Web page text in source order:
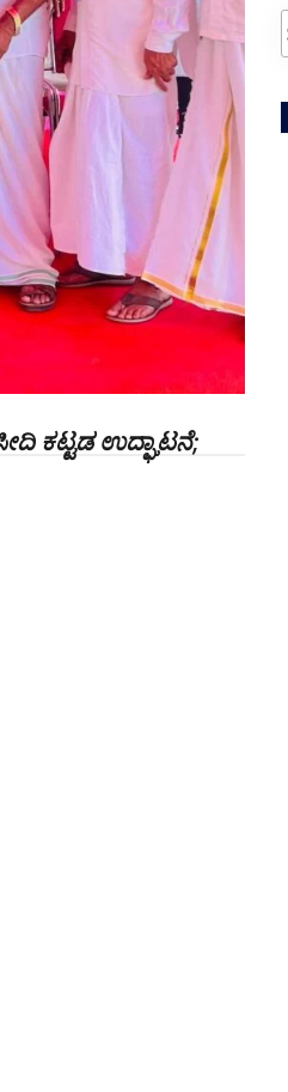
ಕಟ್ಟಡ ಉದ್ಘಾಟನೆ;